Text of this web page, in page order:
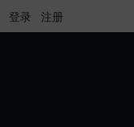
登录 注册